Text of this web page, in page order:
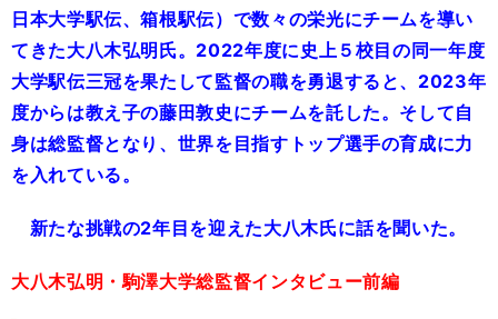
日本大学駅伝、箱根駅伝）で数々の栄光にチームを導い
てきた大八木弘明氏。2022年度に史上５校目の同一年度
大学駅伝三冠を果たして監督の職を勇退すると、2023年
度からは教え子の藤田敦史にチームを託した。そして自
身は総監督となり、世界を目指すトップ選手の育成に力
を入れている。
新たな挑戦の2年目を迎えた大八木氏に話を聞いた。
大八木弘明・駒澤大学総監督インタビュー前編